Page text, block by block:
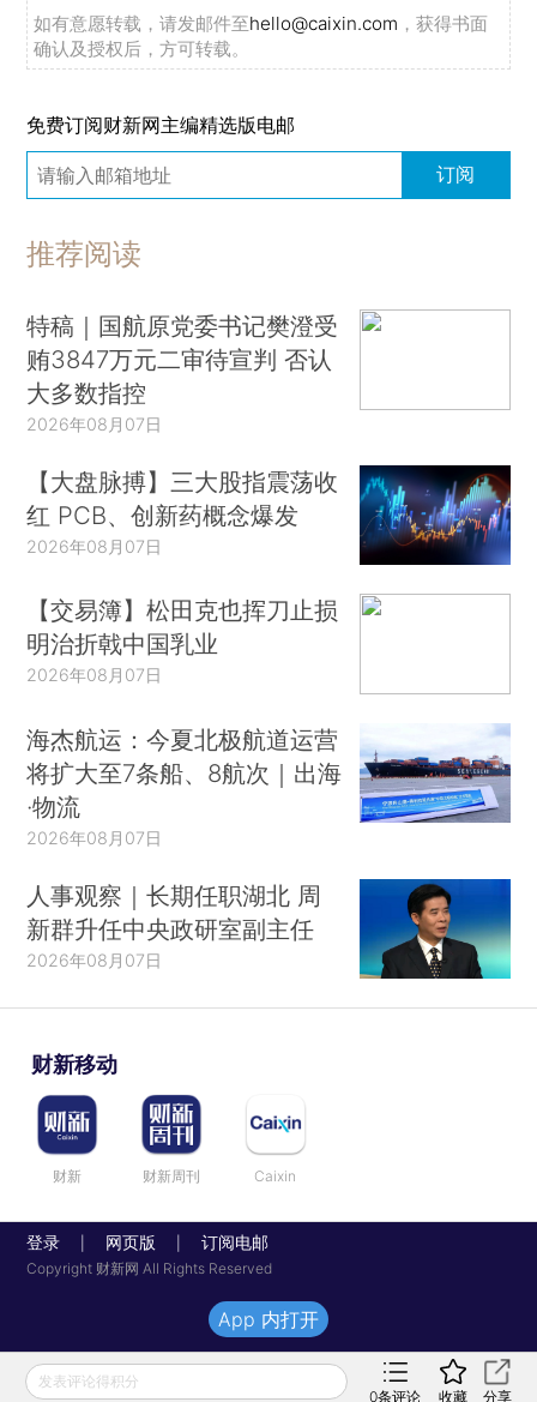
如有意愿转载，请发邮件至hello@caixin.com ，获得书面
确认及授权后，方可转载。
免费订阅财新网主编精选版电邮
订阅
推荐阅读
特稿｜国航原党委书记樊澄受
贿3847万元二审待宣判 否认
大多数指控
2026年08月07日
【大盘脉搏】三大股指震荡收
红 PCB、创新药概念爆发
2026年08月07日
【交易簿】松田克也挥刀止损
明治折戟中国乳业
2026年08月07日
海杰航运：今夏北极航道运营
将扩大至7条船、8航次｜出海
·物流
2026年08月07日
人事观察｜长期任职湖北 周
新群升任中央政研室副主任
2026年08月07日
财新移动
财新 财新周刊 Caixin
登录 网页版 订阅电邮
Copyright 财新网 All Rights Reserved
发表评论得积分
0条评论 收藏 分享
App 内打开